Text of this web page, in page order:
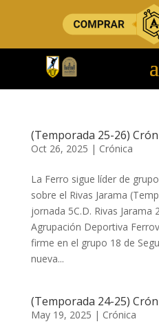
(Temporada 25-26)
Oct 26, 2025 | Crónica
La Ferro sigue líder de
sobre el Rivas Jarama
jornada 5C.D. Rivas Jarama
Agrupación Deportiva
firme en el grupo 18 de
nueva...
(Temporada 24-25)
May 19, 2025 | Crónica